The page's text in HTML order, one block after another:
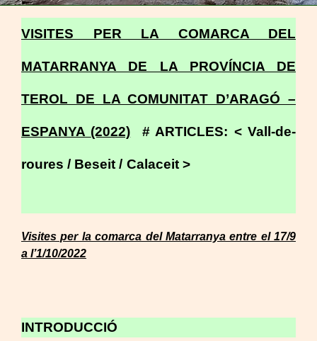
VISITES PER LA COMARCA DEL
MATARRANYA DE LA PROVÍNCIA DE
TEROL DE LA COMUNITAT D’ARAGÓ –
ESPANYA (2022) # ARTICLES: < Vall-de-
roures / Beseit / Calaceit >
Visites per la comarca del Matarranya entre el 17/9
a l’1/10/2022
INTRODUCCIÓ